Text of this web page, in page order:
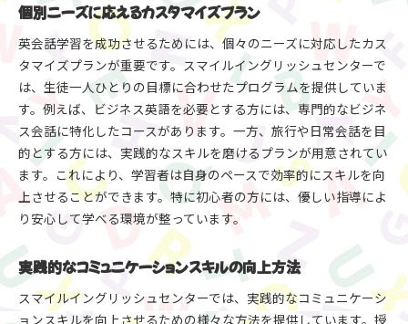
講師の質と指導方法の比較
学習環境の重要性とその選び方
口コミや評判を活用した選択方法
カスタマーサポートの充実度を確認
自己学習をサポートする教材の質
英会話の料金を抑える！岐阜市での賢いスクールの選
び方
リーズナブルなスクールの見極め方
費用対効果の高い英会話プラン選び
市内のスクールの料金比較方法
特典やキャンペーンの活用術
質の高い授業を低価格で受講するコツ
支払いプランの柔軟性とその確認
個別ニーズに応えるカスタマイズプラン
英会話学習を成功させるためには、個々のニーズに対応したカス
タマイズプランが重要です。スマイルイングリッシュセンターで
は、生徒一人ひとりの目標に合わせたプログラムを提供していま
す。例えば、ビジネス英語を必要とする方には、専門的なビジネ
ス会話に特化したコースがあります。一方、旅行や日常会話を目
的とする方には、実践的なスキルを磨けるプランが用意されてい
ます。これにより、学習者は自身のペースで効率的にスキルを向
上させることができます。特に初心者の方には、優しい指導によ
り安心して学べる環境が整っています。
実践的なコミュニケーションスキルの向上方法
スマイルイングリッシュセンターでは、実践的なコミュニケーシ
ョンスキルを向上させるための様々な方法を提供しています。授